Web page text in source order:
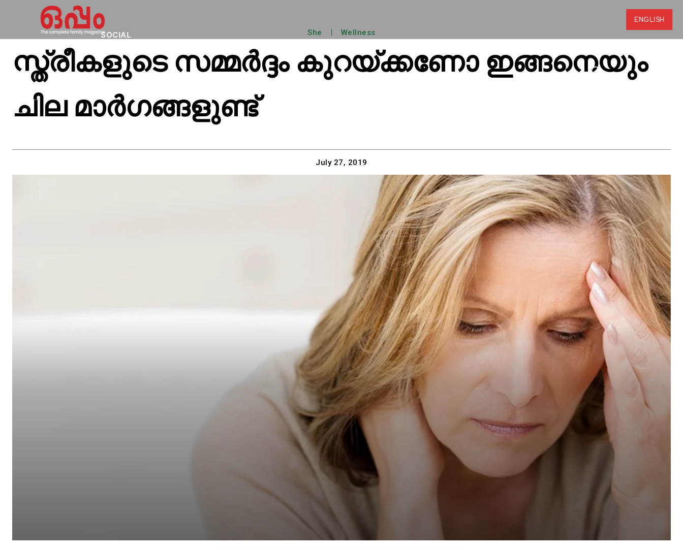
SOCIAL
ENGLISH
She Wellness
സ്ത്രീകളുടെ സമ്മര്‍ദ്ദം കുറയ്ക്കണോ ഇങ്ങനെയും
ചില മാര്‍ഗങ്ങളുണ്ട്
July 27, 2019